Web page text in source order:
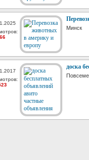
66
Минск
доска